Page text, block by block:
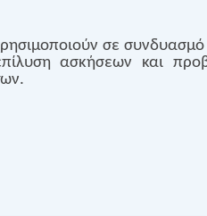
σε συνδυασμό
ασκήσεων και